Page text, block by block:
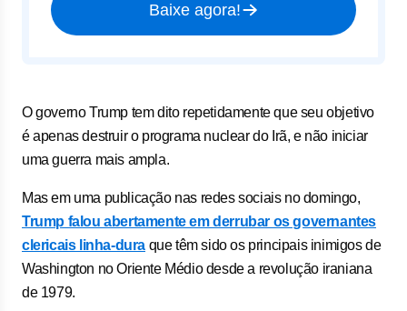
Baixe agora!
O governo Trump tem dito repetidamente que seu objetivo
é apenas destruir o programa nuclear do Irã, e não iniciar
uma guerra mais ampla.
Mas em uma publicação nas redes sociais no domingo,
Trump falou abertamente em derrubar os governantes
clericais linha-dura que têm sido os principais inimigos de
Washington no Oriente Médio desde a revolução iraniana
de 1979.